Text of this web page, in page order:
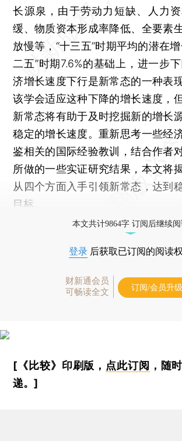
长源泉，由于劳动力短缺、人力
缓、物质资本形成率降低、全要素
放慢等，“十三五”时期平均的潜在
二五”时期7.6%的基础上，进一步
济增长速度下行是新常态的一种表
该学会适应这种下降的增长速度，
新常态将有助于及时挖掘新的增长
稳定的增长速度。重新思考一些经
鉴相关的国际经验教训，结合作者
所做的一些实证研究结果，本文将
从四个方面入手引领新常态，达到
目标。
本文共计9864字 订阅后继续
登录 后获取已订阅的阅读
财新通会员
可畅读全文
订阅/会员升级
[《比较》印刷版， 点此订阅 ，随
递。]